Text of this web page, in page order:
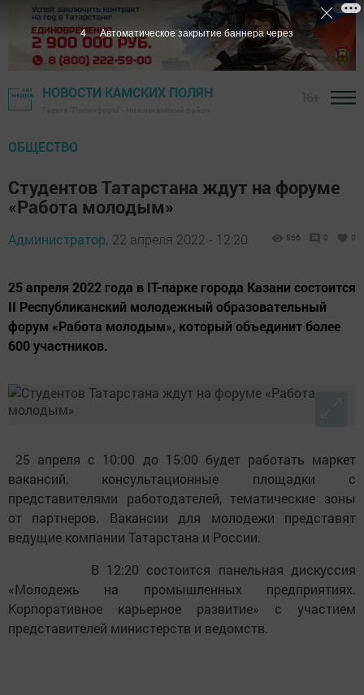
НОВОСТИ КАМСКИХ ПОЛЯН
ОБЩЕСТВО
Студентов Татарстана ждут на форуме
«Работа молодым»
Администратор, 22 апреля 2022 - 12:20 866 0 0
25 апреля 2022 года в IT-парке города Казани состоится
II Республиканский молодежный образовательный
форум «Работа молодым», который объединит более
600 участников.
25 апреля с 10:00 до 15:00 будет работать маркет
вакансий, консультационные площадки с
представителями работодателей, тематические зоны
от партнеров. Вакансии для молодежи представят
ведущие компании Татарстана и России.
В 12:20 состоится панельная дискуссия
«Молодежь на промышленных предприятиях.
Корпоративное карьерное развитие» с участием
представителей министерств и ведомств.
3 Автоматическое закрытие баннера через